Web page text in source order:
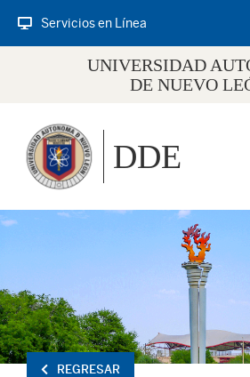
Servicios en Línea
UNIVERSIDAD
DE NUEVO
DDE
REGRESAR